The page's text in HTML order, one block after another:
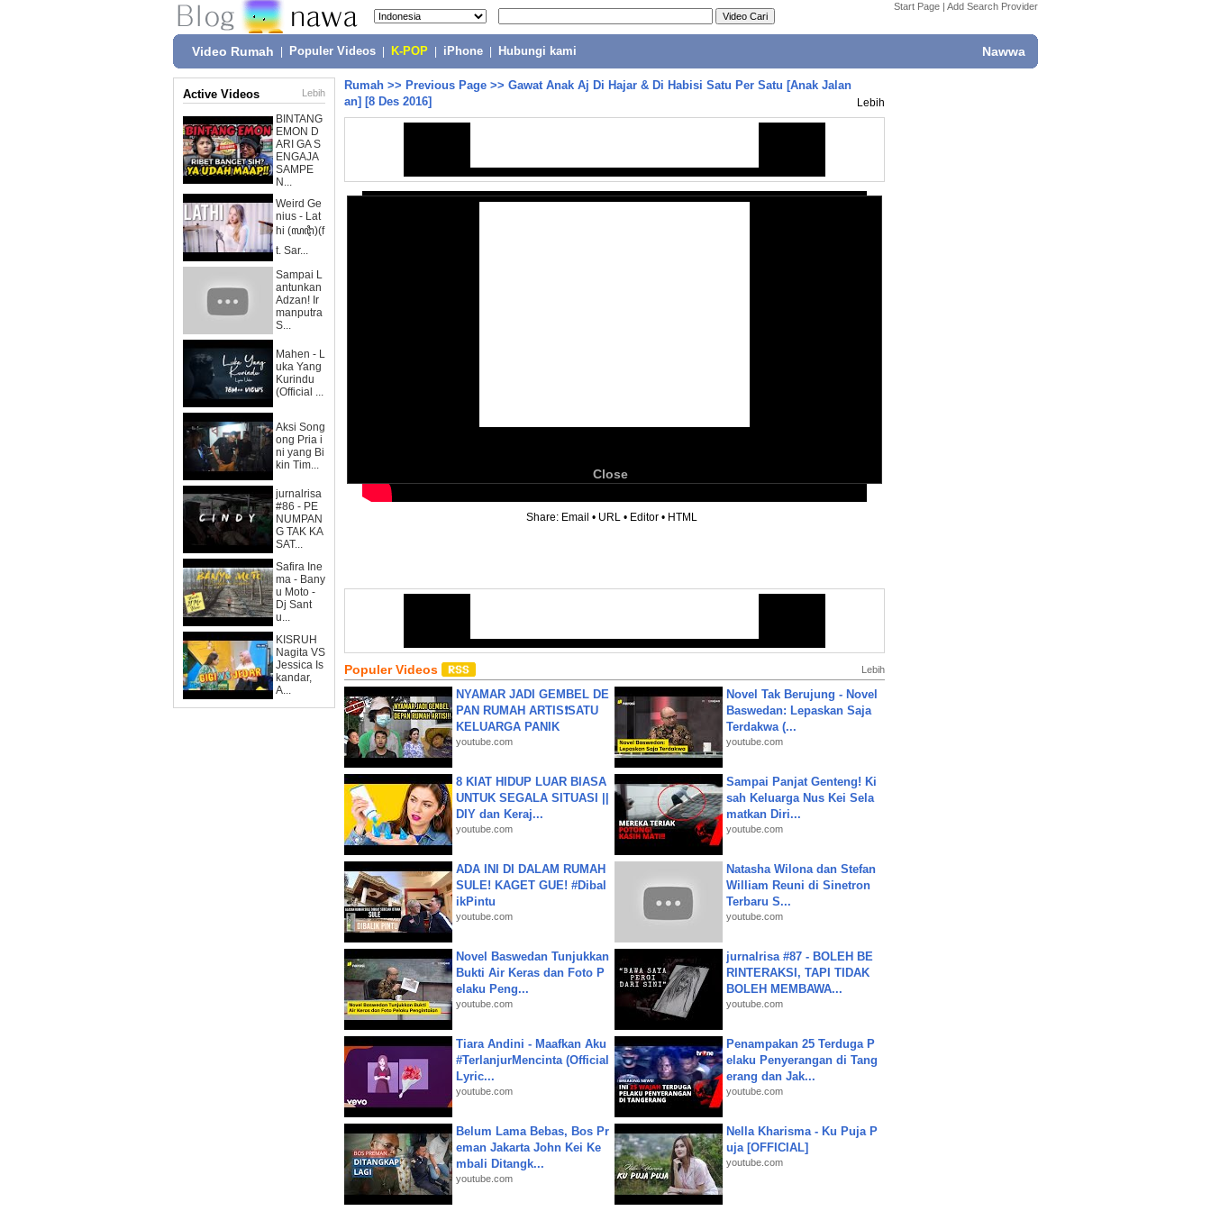
Start Page | Add Search Provider
Video Rumah Populer Videos K-POP iPhone Hubungi kami Nawwa
Active Videos Lebih
BINTANG
EMON D
ARI GA S
ENGAJA
SAMPE
N...
Weird Ge
nius - Lat
hi (ꦭꦛꦶ)(f
t. Sar...
Sampai L
antunkan
Adzan! Ir
manputra
S...
Mahen - L
uka Yang
Kurindu
(Official ...
Aksi Song
ong Pria i
ni yang Bi
kin Tim...
jurnalrisa
#86 - PE
NUMPAN
G TAK KA
SAT...
Safira Ine
ma - Bany
u Moto -
Dj Sant
u...
KISRUH
Nagita VS
Jessica Is
kandar,
A...
Rumah >> Previous Page >> Gawat Anak Aj Di Hajar & Di Habisi Satu Per Satu [Anak Jalan
an] [8 Des 2016]
Lebih
Close
Share: Email • URL • Editor • HTML
Populer Videos Lebih
NYAMAR JADI GEMBEL DE
PAN RUMAH ARTIS❗SATU
KELUARGA PANIK
youtube.com
Novel Tak Berujung - Novel
Baswedan: Lepaskan Saja
Terdakwa (...
youtube.com
8 KIAT HIDUP LUAR BIASA
UNTUK SEGALA SITUASI ||
DIY dan Keraj...
youtube.com
Sampai Panjat Genteng! Ki
sah Keluarga Nus Kei Sela
matkan Diri...
youtube.com
ADA INI DI DALAM RUMAH
SULE! KAGET GUE! #Dibal
ikPintu
youtube.com
Natasha Wilona dan Stefan
William Reuni di Sinetron
Terbaru S...
youtube.com
Novel Baswedan Tunjukkan
Bukti Air Keras dan Foto P
elaku Peng...
youtube.com
jurnalrisa #87 - BOLEH BE
RINTERAKSI, TAPI TIDAK
BOLEH MEMBAWA...
youtube.com
Tiara Andini - Maafkan Aku
#TerlanjurMencinta (Official
Lyric...
youtube.com
Penampakan 25 Terduga P
elaku Penyerangan di Tang
erang dan Jak...
youtube.com
Belum Lama Bebas, Bos Pr
eman Jakarta John Kei Ke
mbali Ditangk...
youtube.com
Nella Kharisma - Ku Puja P
uja [OFFICIAL]
youtube.com